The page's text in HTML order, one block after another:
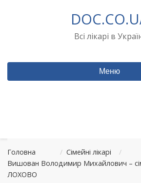
Всі лікарі в
Меню
Головна / Сімейні лікарі
/
Вишован Володимир Михайлович –
ЛОХОВО